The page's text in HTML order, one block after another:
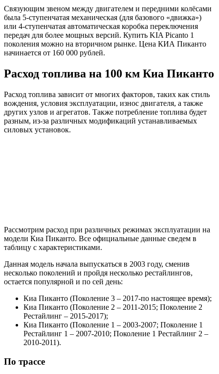
Связующим звеном между двигателем и передними колёсами
была 5-ступенчатая механическая (для базового «движка»)
или 4-ступенчатая автоматическая коробка переключения
передач для более мощных версий. Купить KIA Picanto 1
поколения можно на вторичном рынке. Цена КИА Пиканто
начинается от 160 000 рублей.
Расход топлива на 100 км Киа Пиканто
Расход топлива зависит от многих факторов, таких как стиль
вождения, условия эксплуатации, износ двигателя, а также
других узлов и агрегатов. Также потребление топлива будет
разным, из-за различных модификаций устанавливаемых
силовых установок.
Рассмотрим расход при различных режимах эксплуатации на
модели Киа Пиканто. Все официальные данные сведем в
таблицу с характеристиками.
Данная модель начала выпускаться в 2003 году, сменив
несколько поколений и пройдя несколько рестайлингов,
остается популярной и по сей день:
Киа Пиканто (Поколение 3 – 2017-по настоящее время);
Киа Пиканто (Поколение 2 – 2011-2015; Поколение 2
Рестайлинг – 2015-2017);
Киа Пиканто (Поколение 1 – 2003-2007; Поколение 1
Рестайлинг 1 – 2007-2010; Поколение 1 Рестайлинг 2 –
2010-2011).
По трассе